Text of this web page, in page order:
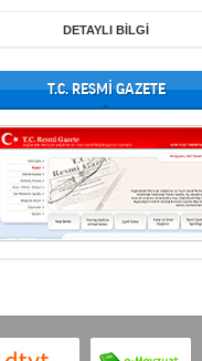
DETAYLI BİLGİ
T.C. RESMİ GAZETE